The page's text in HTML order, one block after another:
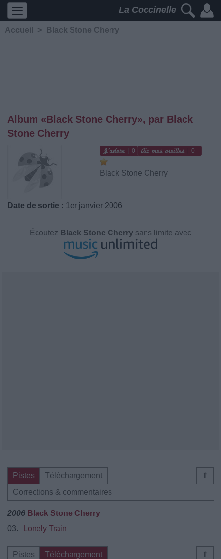
La Coccinelle
Accueil > Black Stone Cherry
Album «Black Stone Cherry», par Black
Stone Cherry
0 0
Black Stone Cherry
Date de sortie : 1er janvier 2006
Écoutez Black Stone Cherry sans limite avec
⇑
Pistes
Téléchargement
Corrections & commentaires
2006 Black Stone Cherry
03.
Lonely Train
⇑
Pistes
Téléchargement